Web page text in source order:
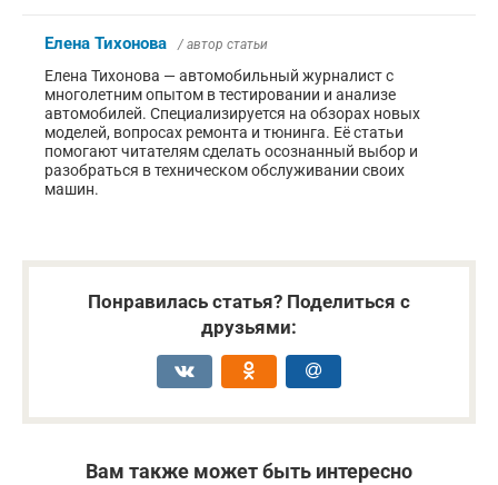
Елена Тихонова / автор статьи
Елена Тихонова — автомобильный журналист с
многолетним опытом в тестировании и анализе
автомобилей. Специализируется на обзорах новых
моделей, вопросах ремонта и тюнинга. Её статьи
помогают читателям сделать осознанный выбор и
разобраться в техническом обслуживании своих
машин.
Понравилась статья? Поделиться с
друзьями:
Вам также может быть интересно